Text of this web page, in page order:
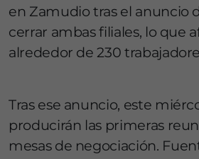
en Zamudio tras el anuncio
cerrar ambas filiales, lo que
alrededor de 230
Tras ese anuncio, este
producirán las primeras
mesas de negociación.